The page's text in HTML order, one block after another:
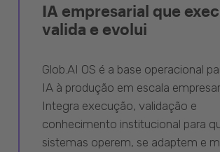
IA empresarial que
valida e evolui
Glob.AI OS é a base operacional
IA à produção em escala
Integra execução, validação e
conhecimento institucional para
sistemas operem, se adaptem e